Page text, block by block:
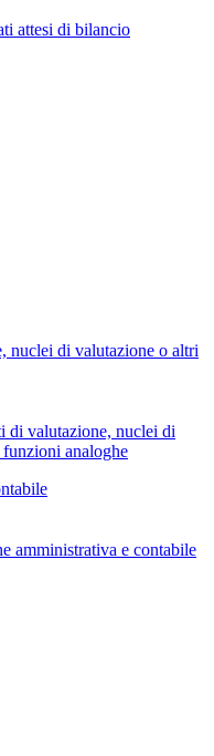
attesi di bilancio
nuclei di valutazione o altri
di valutazione, nuclei di
analoghe
amministrativa e contabile